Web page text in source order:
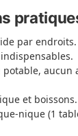
par
aucun
et boissons.
nique (1